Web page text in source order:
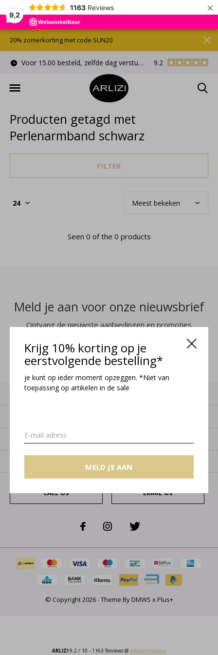
9,2
1163 Reviews ×
Krijg 10% korting op je
eerstvolgende bestelling*
je kunt op ieder moment opzeggen. *Niet van
toepassing op artikelen in de sale
MELD JE AAN
Voor 15.00 besteld, zelfde dag verstuurd Gratis
9.2
20% zomerkorting met code SUN20
Producten getagd met
Perlenarmband schwarz
FILTER
Seen 0 of the 0 products
Meld je aan voor onze nieuwsbrief
Ontvang de nieuwste aanbiedingen en promoties
MELD JE AAN
Klantenservice
Categorieën
CALL US EMAIL US
© Copyright2026- Theme ByDMWS xPlus+
ARLIZI9.2/ 10 - 1163 Reviews @ Webwinkelkeur